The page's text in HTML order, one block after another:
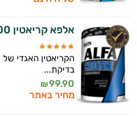
אלפא קריאטין 300 גר׳ | אלפא | ALFA
הקריאטין האגדי
בדיקת...
99.90
₪
מחיר באתר